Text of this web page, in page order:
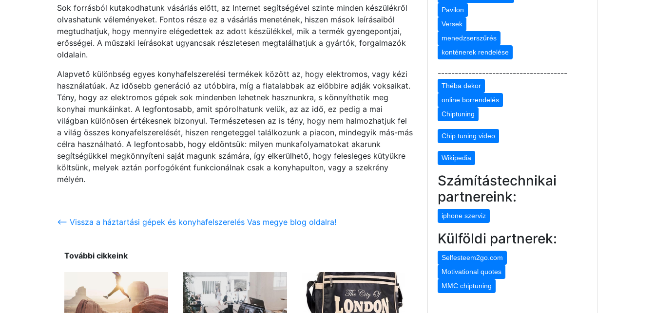
Sok forrásból kutakodhatunk vásárlás előtt, az Internet segítségével szinte minden készülékről
olvashatunk véleményeket. Fontos része ez a vásárlás menetének, hiszen mások leírásaiból
megtudhatjuk, hogy mennyire elégedettek az adott készülékkel, mik a termék gyengepontjai,
erősségei. A műszaki leírásokat ugyancsak részletesen megtalálhatjuk a gyártók, forgalmazók
oldalain.
Alapvető különbség egyes konyhafelszerelési termékek között az, hogy elektromos, vagy kézi
használatúak. Az idősebb generáció az utóbbira, míg a fiatalabbak az előbbire adják voksaikat.
Tény, hogy az elektromos gépek sok mindenben lehetnek hasznunkra, s könnyíthetik meg
konyhai munkáinkat. A legfontosabb, amit spórolhatunk velük, az az idő, ez pedig a mai
világban különösen értékesnek bizonyul. Természetesen az is tény, hogy nem halmozhatjuk fel
a világ összes konyafelszerelését, hiszen rengeteggel találkozunk a piacon, mindegyik más-más
célra használható. A legfontosabb, hogy eldöntsük: milyen munkafolyamatokat akarunk
segítségükkel megkönnyíteni saját magunk számára, így elkerülhető, hogy felesleges kütyükre
költsünk, melyek aztán porfogóként funkcionálnak csak a konyhapulton, vagy a szekrény
mélyén.
<-- Vissza a háztartási gépek és konyhafelszerelés Vas megye blog oldalra!
További cikkeink
Pavilon
Versek
menedzserszűrés
konténerek rendelése
--------------------------------------
Théba dekor
online borrendelés
Chiptuning
Chip tuning video
Wikipedia
Számítástechnikai
partnereink:
iphone szerviz
Külföldi partnerek:
Selfesteem2go.com
Motivational quotes
MMC chiptuning